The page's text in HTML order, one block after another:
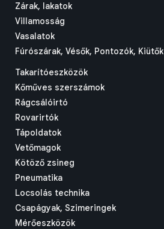
Zárak, lakatok
Villamosság
Vasalatok
Fúrószárak, Vésők, Pontozók, Kiütők
Takarítóeszközök
Kőműves szerszámok
Rágcsálóirtó
Rovarirtók
Tápoldatok
Vetőmagok
Kötöző zsineg
Pneumatika
Locsolás technika
Csapágyak, Szimeringek
Mérőeszközök